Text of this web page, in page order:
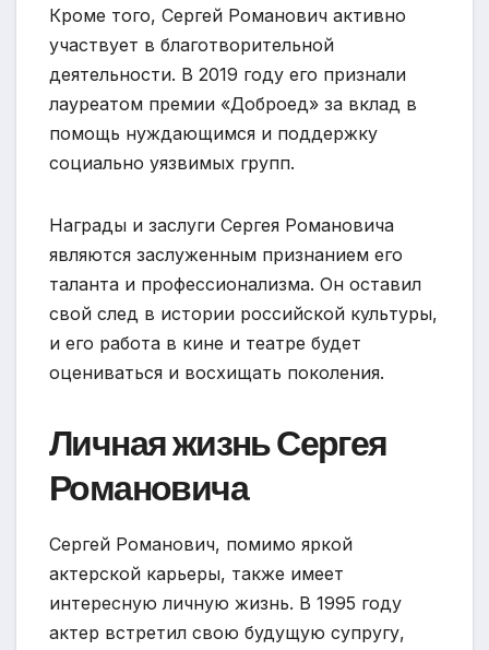
Кроме того, Сергей Романович активно
участвует в благотворительной
деятельности. В 2019 году его признали
лауреатом премии «Доброед» за вклад в
помощь нуждающимся и поддержку
социально уязвимых групп.
Награды и заслуги Сергея Романовича
являются заслуженным признанием его
таланта и профессионализма. Он оставил
свой след в истории российской культуры,
и его работа в кине и театре будет
оцениваться и восхищать поколения.
Личная жизнь Сергея
Романовича
Сергей Романович, помимо яркой
актерской карьеры, также имеет
интересную личную жизнь. В 1995 году
актер встретил свою будущую супругу,